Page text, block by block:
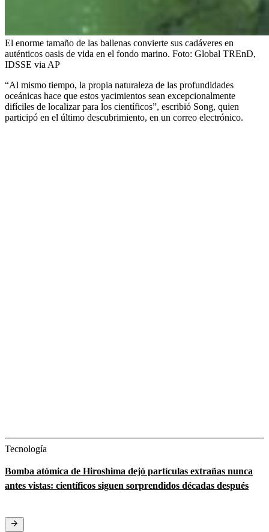
El enorme tamaño de las ballenas convierte sus cadáveres en
auténticos oasis de vida en el fondo marino. Foto: Global TREnD,
IDSSE via AP
“Al mismo tiempo, la propia naturaleza de las profundidades
oceánicas hace que estos yacimientos sean excepcionalmente
difíciles de localizar para los científicos”, escribió Song, quien
participó en el último descubrimiento, en un correo electrónico.
Tecnología
Bomba atómica de Hiroshima dejó partículas extrañas nunca
antes vistas: científicos siguen sorprendidos décadas después